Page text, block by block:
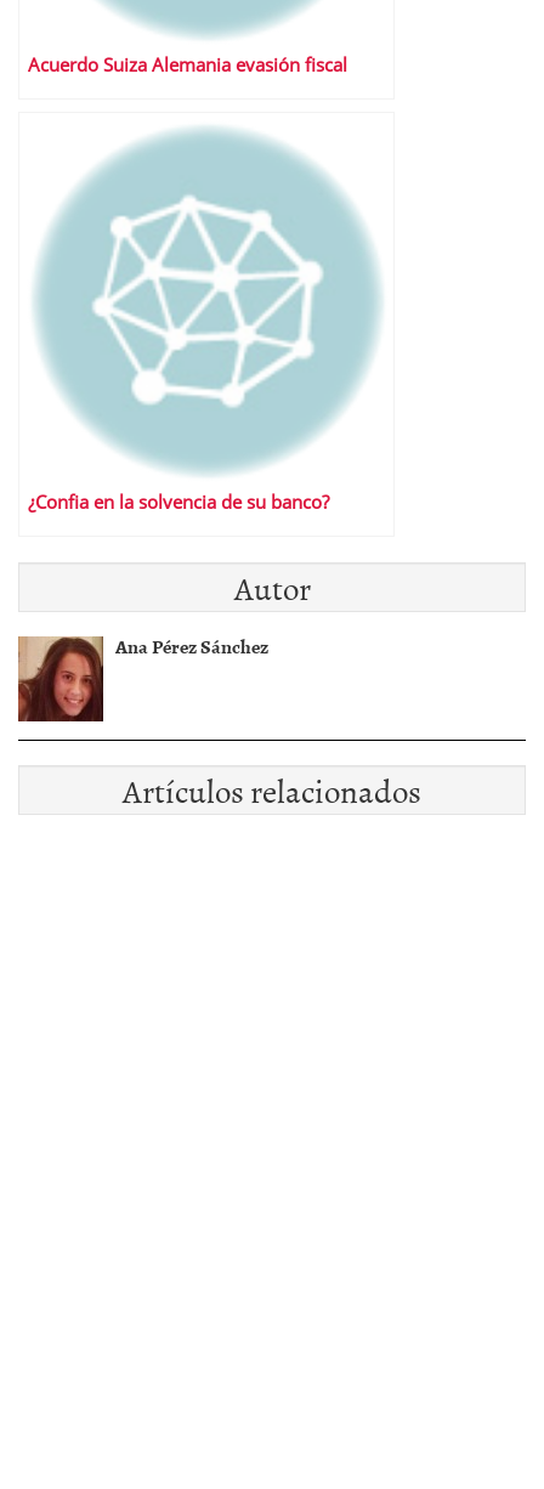
Acuerdo Suiza Alemania evasión fiscal
¿Confia en la solvencia de su banco?
Autor
Ana Pérez Sánchez
Artículos relacionados